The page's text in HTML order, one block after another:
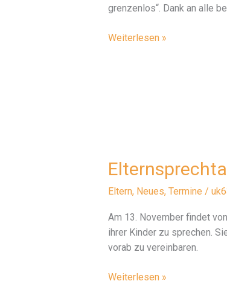
grenzenlos“. Dank an alle
Vorlesewettbewerb
Weiterlesen »
Eltern, Neues, Termine /
Am 13. November findet
ihrer Kinder zu sprechen.
vorab zu vereinbaren.
Elternsprechtag
Weiterlesen »